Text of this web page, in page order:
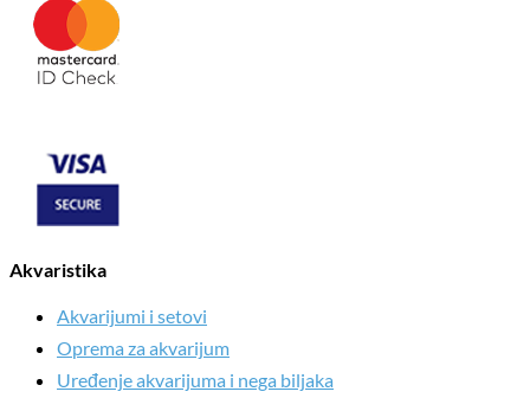
Akvaristika
Akvarijumi i setovi
Oprema za akvarijum
Uređenje akvarijuma i nega biljaka